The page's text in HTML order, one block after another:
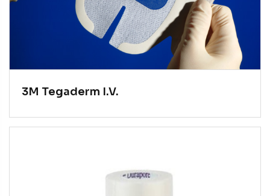
3M Tegaderm I.V.